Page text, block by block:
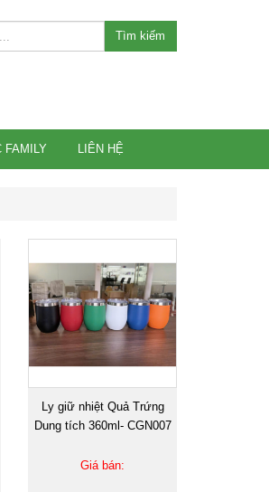
Tìm kiếm
FAMILY LIÊN HỆ
Ly giữ nhiệt Quả Trứng
Dung tích 360ml- CGN007
Giá bán: